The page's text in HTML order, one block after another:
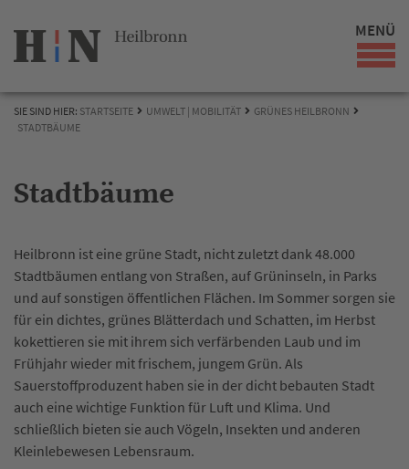
MENÜ
SIE SIND HIER: STARTSEITE UMWELT | MOBILITÄT
GRÜNES HEILBRONN
STADTBÄUME
Stadtbäume
Heilbronn ist eine grüne Stadt, nicht zuletzt dank 48.000
Stadtbäumen entlang von Straßen, auf Grüninseln, in Parks
und auf sonstigen öffentlichen Flächen. Im Sommer sorgen sie
für ein dichtes, grünes Blätterdach und Schatten, im Herbst
kokettieren sie mit ihrem sich verfärbenden Laub und im
Frühjahr wieder mit frischem, jungem Grün. Als
Sauerstoffproduzent haben sie in der dicht bebauten Stadt
auch eine wichtige Funktion für Luft und Klima. Und
schließlich bieten sie auch Vögeln, Insekten und anderen
Kleinlebewesen Lebensraum.